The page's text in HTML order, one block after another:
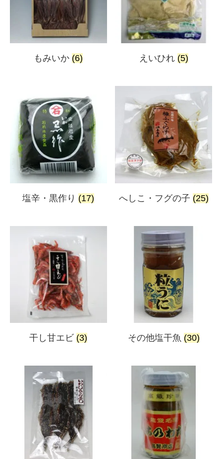
もみいか (6) えいひれ (5)
塩辛・黒作り (17) へしこ・フグの子 (25)
干し甘エビ (3) その他塩干魚 (30)